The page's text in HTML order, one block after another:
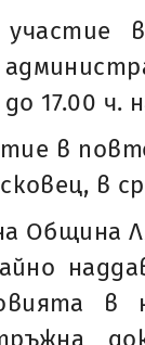
участие
17.00 ч.
в
в
Община
в